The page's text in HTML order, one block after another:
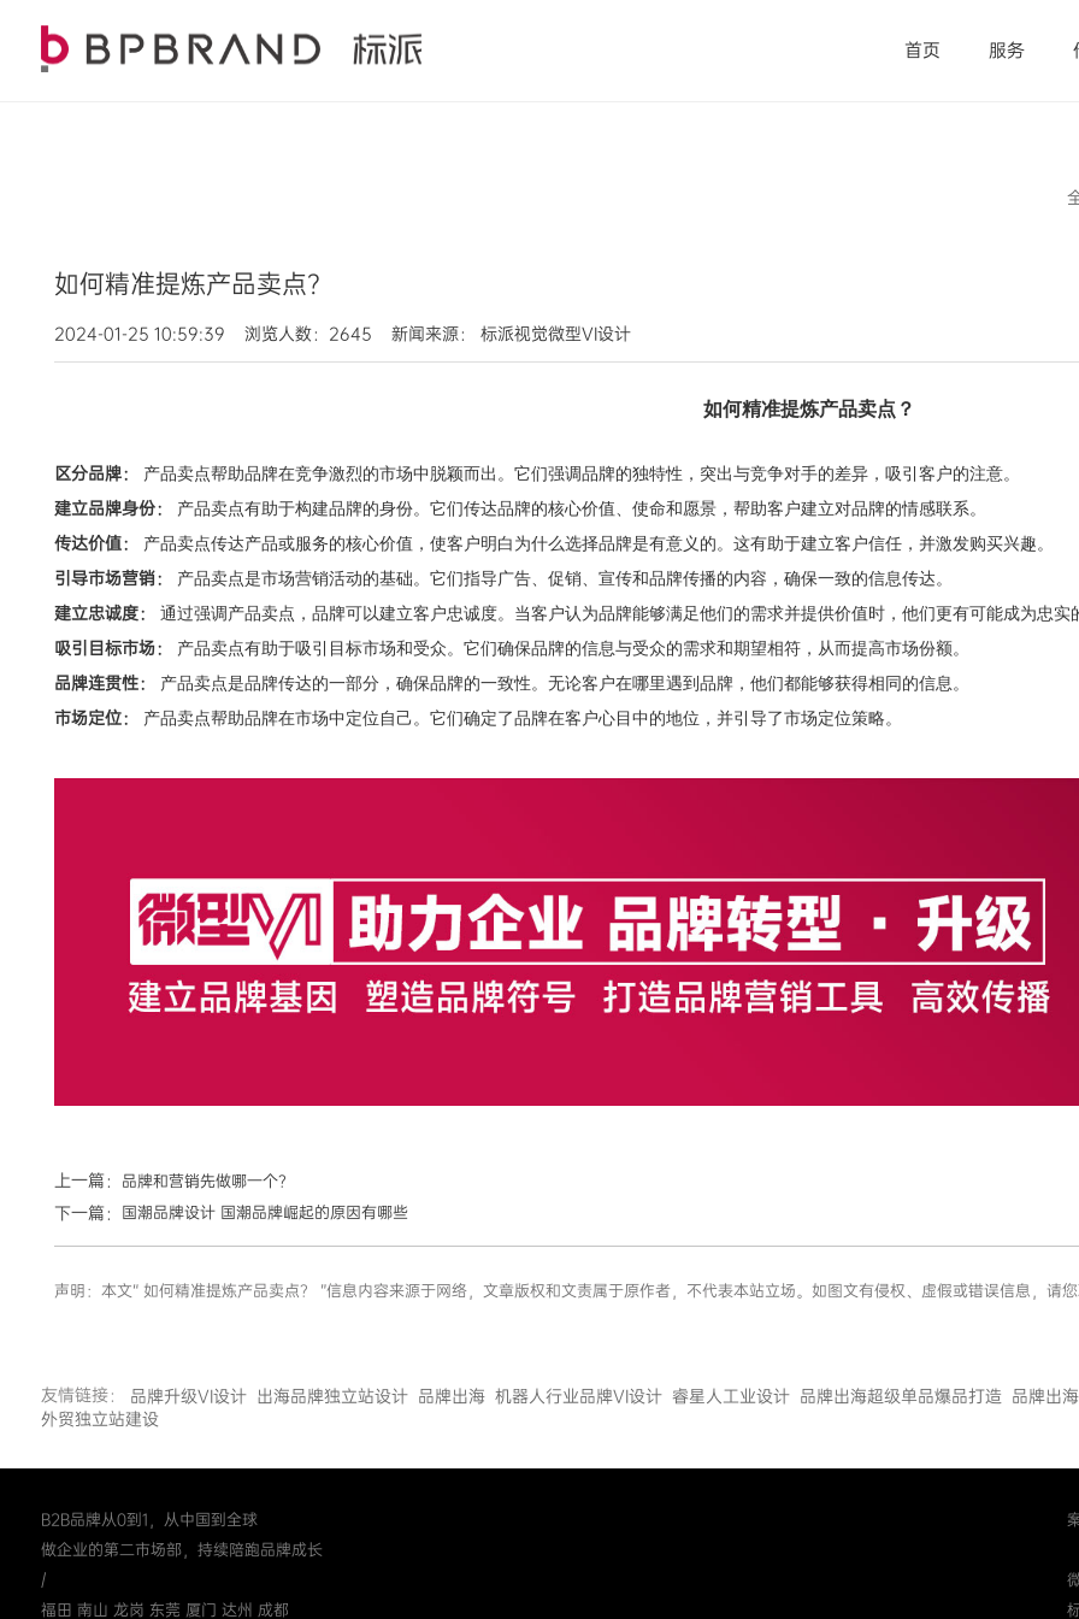
首页 服务
如何精准提炼产品卖点？
2024-01-25 10:59:39 浏览人数：2645 新闻来源： 标派视觉微型VI设计
如何精准提炼产品卖点？
区分品牌： 产品卖点帮助品牌在竞争激烈的市场中脱颖而出。它们强调品牌的独特性，突出与竞争对手的差异，吸引客户的注意。
建立品牌身份： 产品卖点有助于构建品牌的身份。它们传达品牌的核心价值、使命和愿景，帮助客户建立对品牌的情感联系。
传达价值： 产品卖点传达产品或服务的核心价值，使客户明白为什么选择品牌是有意义的。这有助于建立客户信任，并激发购买兴趣。
引导市场营销： 产品卖点是市场营销活动的基础。它们指导广告、促销、宣传和品牌传播的内容，确保一致的信息传达。
建立忠诚度： 通过强调产品卖点，品牌可以建立客户忠诚度。当客户认为品牌能够满足他们的需求并提供价值时，他们更有可能成为忠实
吸引目标市场： 产品卖点有助于吸引目标市场和受众。它们确保品牌的信息与受众的需求和期望相符，从而提高市场份额。
品牌连贯性： 产品卖点是品牌传达的一部分，确保品牌的一致性。无论客户在哪里遇到品牌，他们都能够获得相同的信息。
市场定位： 产品卖点帮助品牌在市场中定位自己。它们确定了品牌在客户心目中的地位，并引导了市场定位策略。
上一篇： 品牌和营销先做哪一个？
下一篇： 国潮品牌设计 国潮品牌崛起的原因有哪些
声明：本文“ 如何精准提炼产品卖点？ ”信息内容来源于网络，文章版权和文责属于原作者，不代表本站立场。如图文有侵权、虚假或错误信息，请
友情链接： 品牌升级VI设计 出海品牌独立站设计 品牌出海 机器人行业品牌VI设计 睿星人工业设计 品牌出海超级单品爆品打造 品牌出
外贸独立站建设
B2B品牌从0到1，从中国到全球
做企业的第二市场部，持续陪跑品牌成长
/
福田 南山 龙岗 东莞 厦门 达州 成都